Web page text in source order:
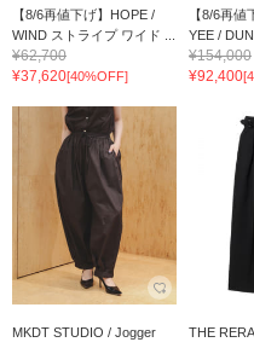
【8/6再値下げ】HOPE /
WIND ストライプ ワイド ...
¥62,700
¥37,620[40%OFF]
【8/6再値
YEE /
¥154,000
¥92,400
MKDT STUDIO / Jogger
THE